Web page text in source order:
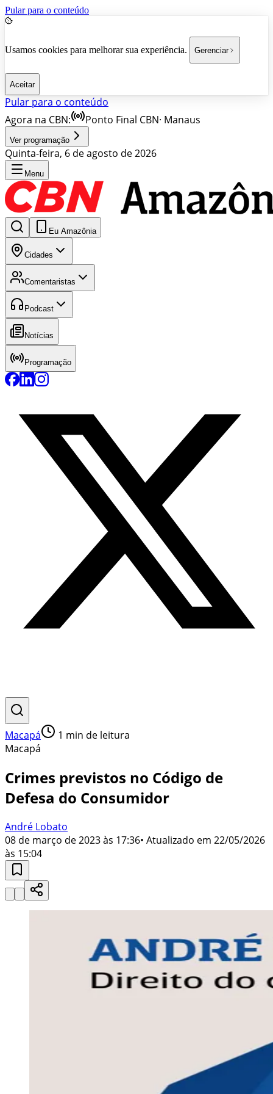
Pular para o conteúdo
Usamos cookies para melhorar sua experiência. Gerenciar
Aceitar
Pular para o conteúdo
Agora na CBN:
Ponto Final CBN· Manaus
Ver programação
Quinta-feira, 6 de agosto de 2026
Menu
Eu Amazônia
Cidades
Comentaristas
Podcast
Notícias
Programação
Macapá 1 min de leitura
Macapá
Crimes previstos no Código de
Defesa do Consumidor
André Lobato
08 de março de 2023 às 17:36• Atualizado em 22/05/2026
às 15:04